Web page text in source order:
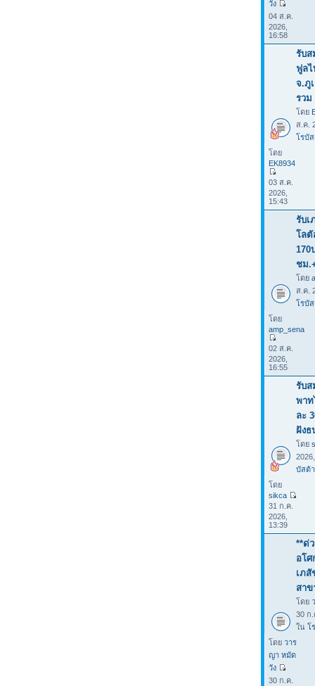
วัง
04 ส.ค.
2026,
16:58
รับส
ฟูล
จ.ภู
รวม
โดย
ส.ค.
โรบั
โดย
EK8934
03 ส.ค.
2026,
15:43
รับเ
โลตั
170
ชม
โดย
ส.ค.
โรบั
โดย
amp_sena
02 ส.ค.
2026,
16:55
รับส
พาท
ละ
ฝังธ
โดย
บัสต้า
โดย
sikca
31 ก.ค.
2026,
13:39
**ด่
อโ
เภสั
สาข
โดย
30 ก.
ใน โ
โดย วาร
ญา หมัด
วัง
30 ก.ค.